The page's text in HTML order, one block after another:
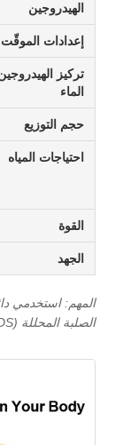
الهيدروجين
إعدادات الموقّت
تركيز
الماء
حجم التوزيع
احتياجات المياه
القوة
الجهد
المهم: استخدمي
الصلبة المحللة (TDS) أقل من 3 جزء في المليون.